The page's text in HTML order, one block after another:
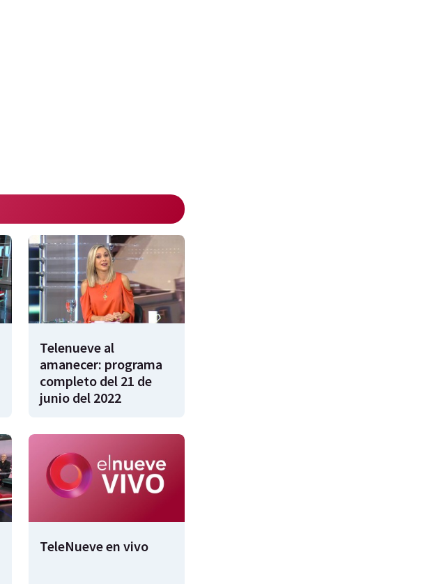
Telenueve al
amanecer: programa
completo del 21 de
junio del 2022
TeleNueve en vivo